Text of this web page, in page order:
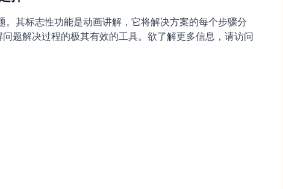
其标志性功能是动画讲解，它将解决方案的每个步骤分
题解决过程的极其有效的工具。欲了解更多信息，请访问